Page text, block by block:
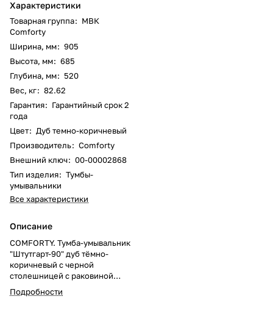
Характеристики
Товарная группа: МВК
Comforty
Ширина, мм: 905
Высота, мм: 685
Глубина, мм: 520
Вес, кг: 82.62
Гарантия: Гарантийный срок 2
года
Цвет: Дуб темно-коричневый
Производитель: Comforty
Внешний ключ: 00-00002868
Тип изделия: Тумбы-
умывальники
Все характеристики
Описание
COMFORTY. Тумба-умывальник
"Штутгарт-90" дуб тёмно-
коричневый с черной
столешницей c раковиной
COMFORTY T-Y9378
Подробности